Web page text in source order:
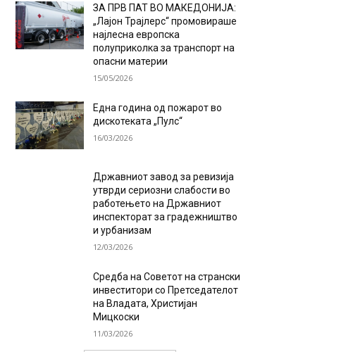
ЗА ПРВ ПАТ ВО МАКЕДОНИЈА:
„Лајон Трајлерс“ промовираше
најлесна европска
полуприколка за транспорт на
опасни материи
15/05/2026
Една година од пожарот во
дискотеката „Пулс“
16/03/2026
Државниот завод за ревизија
утврди сериозни слабости во
работењето на Државниот
инспекторат за градежништво
и урбанизам
12/03/2026
Средба на Советот на странски
инвеститори со Претседателот
на Владата, Христијан
Мицкоски
11/03/2026